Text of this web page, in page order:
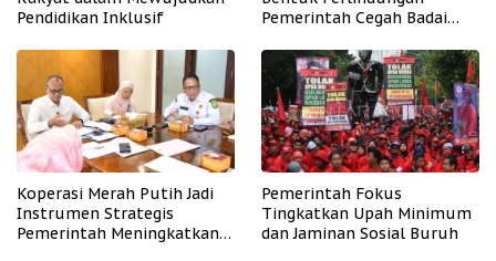
Pendidikan Inklusif
Pemerintah Cegah Badai
Koperasi Merah Putih Jadi
Instrumen Strategis
Pemerintah Meningkatkan
Pemerintah Fokus
Tingkatkan Upah Minimum
dan Jaminan Sosial Buruh